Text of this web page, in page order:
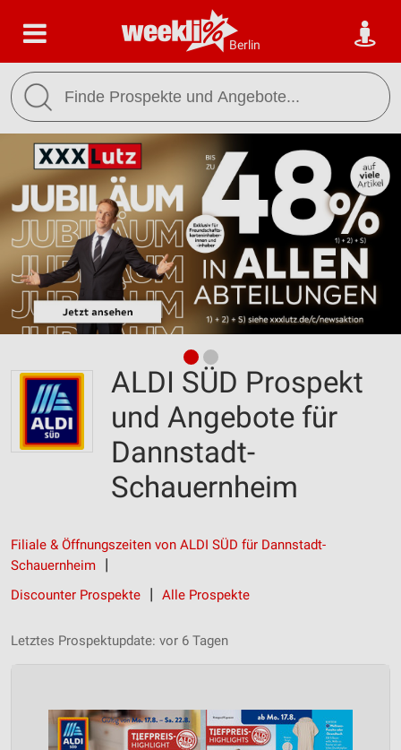
Berlin
ALDI SÜD Prospekt
und Angebote für
Dannstadt-
Schauernheim
Filiale & Öffnungszeiten von ALDI SÜD für Dannstadt-
Schauernheim
Discounter Prospekte
Alle Prospekte
Letztes Prospektupdate: vor 6 Tagen